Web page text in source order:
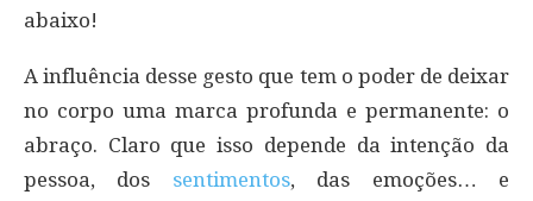
abaixo!
A influência desse gesto que tem o poder de deixar
no corpo uma marca profunda e permanente: o
abraço. Claro que isso depende da intenção da
pessoa, dos sentimentos, das emoções… e